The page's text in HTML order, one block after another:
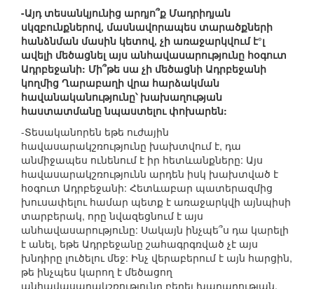
-Այդ տեսանկյունից արդյո՞ք Մադրիդյան
սկզբունքներով, մասնավորապես տարածքների
հանձնման մասին կետով, չի առաջարկվում է°լ
ավելի մեծացնել այս անհավասարությունը հօգուտ
Ադրբեջանի: Մի՞թե սա չի մեծացնի Ադրբեջանի
կողմից Ղարաբաղի վրա հարձակման
հավանականությունը՝ խախաղության
հաստատմանը նպաստելու փոխարեն:
-Տեսականորեն եթե ուժային
հավասարակշռությունը խախտվում է, դա
անմիջապես ունենում է իր հետևանքները: Այս
հավասարակշռությունն արդեն իսկ խախտված է
հօգուտ Ադրբեջանի: Հետևաբար պատերազմից
խուսափելու համար պետք է առաջարկվի այնպիսի
տարբերակ, որը նվազեցնում է այս
անհավասարությունը: Սակայն ինչպե՞ս դա կարելի
է անել, եթե Ադրբեջանը շահագրգռված չէ այս
խնդիրը լուծելու մեջ: Ինչ վերաբերում է այն հարցին,
թե ինչպես կարող է մեծացող
անհավասարակշռությունը բերել խաղաղության,